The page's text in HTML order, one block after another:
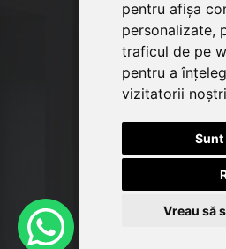
pentru afișa
personalizate,
traficul de pe
pentru a
vizitatorii
Sunt
Vreau să
© Copyright 2026